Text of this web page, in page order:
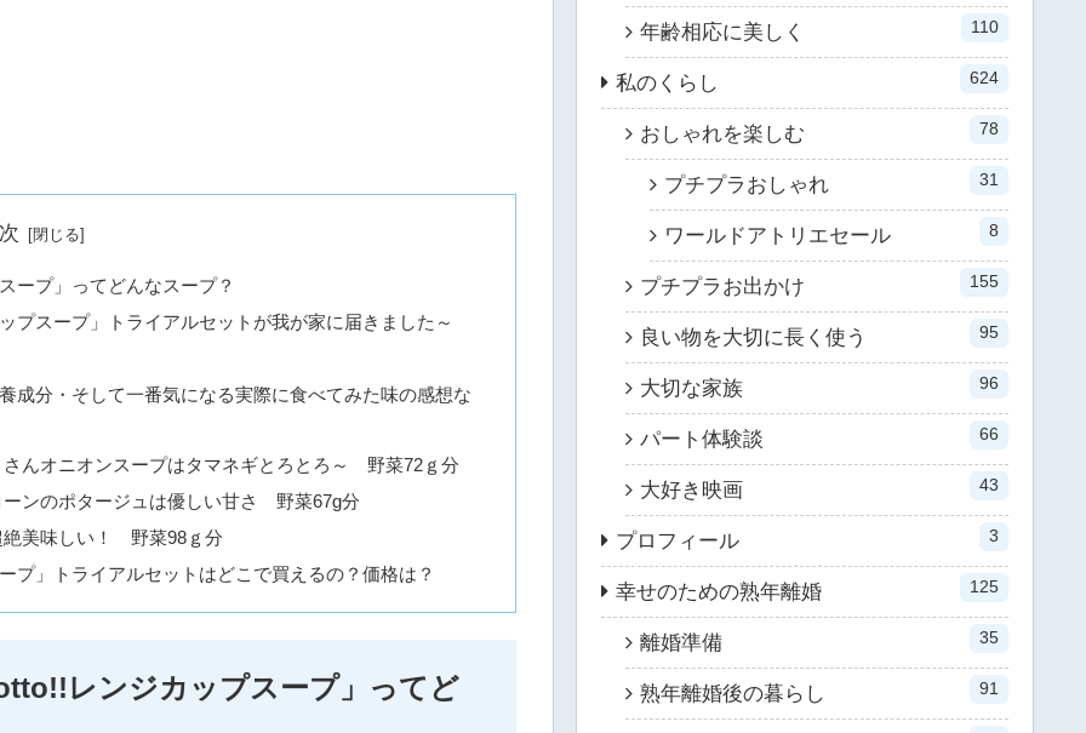
ープ」ってどんなスープ？
プスープ」トライアルセットが我が家に届きました～
成分・そして一番気になる実際に食べてみた味の感想な
んオニオンスープはタマネギとろとろ～ 野菜72ｇ分
ンのポタージュは優しい甘さ 野菜67g分
絶美味しい！ 野菜98ｇ分
プ」トライアルセットはどこで買えるの？価格は？
レンジカップスープ」ってど
年齢相応に美しく 110
私のくらし 624
おしゃれを楽しむ 78
プチプラおしゃれ 31
ワールドアトリエセール 8
プチプラお出かけ 155
良い物を大切に長く使う 95
大切な家族 96
パート体験談 66
大好き映画 43
プロフィール 3
幸せのための熟年離婚 125
離婚準備 35
熟年離婚後の暮らし 91